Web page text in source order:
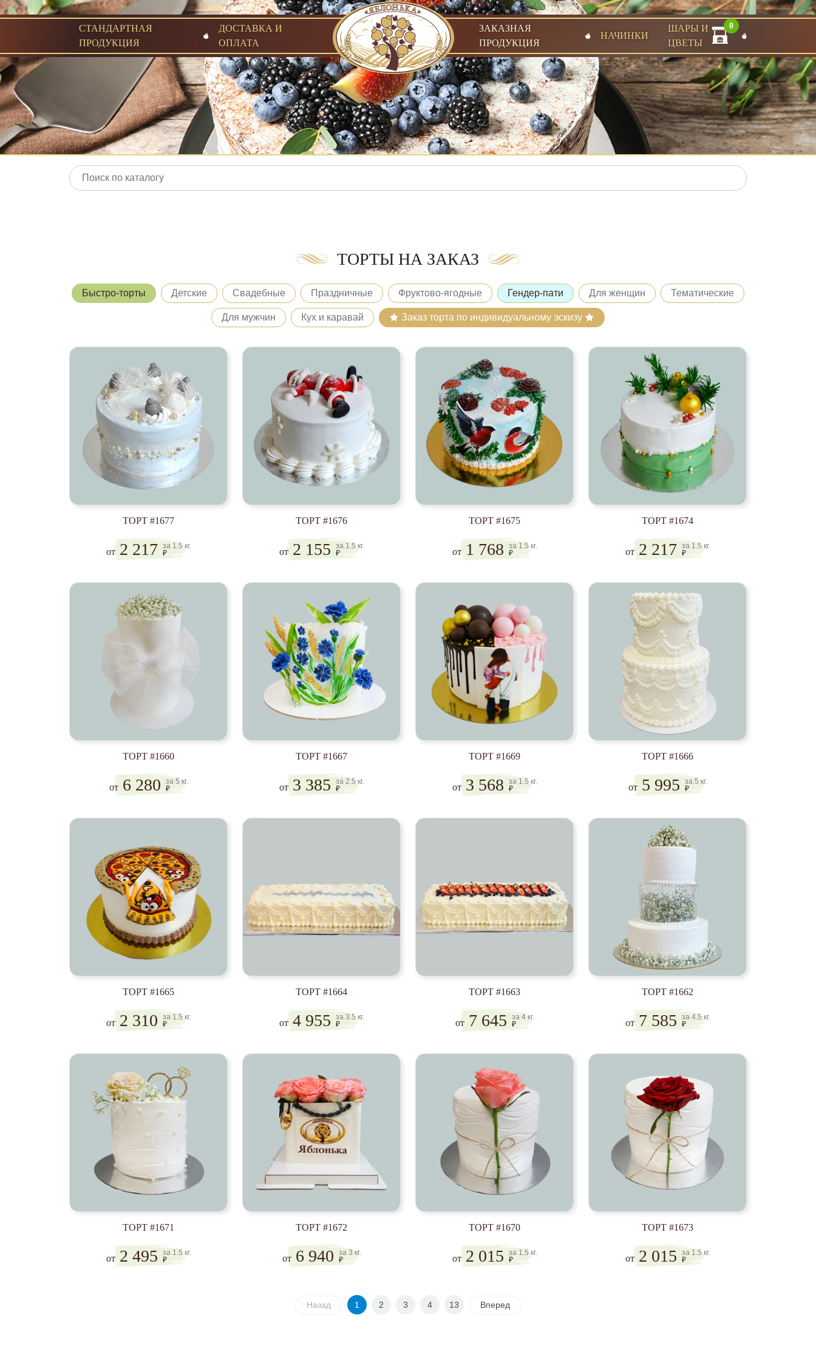
СТАНДАРТНАЯ
ПРОДУКЦИЯ
ДОСТАВКА И
ОПЛАТА
ЗАКАЗНАЯ
ПРОДУКЦИЯ
НАЧИНКИ
ШАРЫ И
ЦВЕТЫ
0
ТОРТЫ НА ЗАКАЗ
Быстро-торты Детские Свадебные Праздничные Фруктово-ягодные Гендер-пати Для женщин Тематические
Для мужчин Кух и каравай Заказ торта по индивидуальному эскизу
ТОРТ #1677
от2 217
за 1.5 кг.
₽
ТОРТ #1676
от2 155
за 1.5 кг.
₽
ТОРТ #1675
от1 768
за 1.5 кг.
₽
ТОРТ #1674
от2 217
за 1.5 кг.
₽
ТОРТ #1660
от6 280
за 5 кг.
₽
ТОРТ #1667
от3 385
за 2.5 кг.
₽
ТОРТ #1669
от3 568
за 1.5 кг.
₽
ТОРТ #1666
от5 995
за 5 кг.
₽
ТОРТ #1665
от2 310
за 1.5 кг.
₽
ТОРТ #1664
от4 955
за 3.5 кг.
₽
ТОРТ #1663
от7 645
за 4 кг.
₽
ТОРТ #1662
от7 585
за 4.5 кг.
₽
ТОРТ #1671
от2 495
за 1.5 кг.
₽
ТОРТ #1672
от6 940
за 3 кг.
₽
ТОРТ #1670
от2 015
за 1.5 кг.
₽
ТОРТ #1673
от2 015
за 1.5 кг.
₽
Назад 1 2 3 4 13 Вперед